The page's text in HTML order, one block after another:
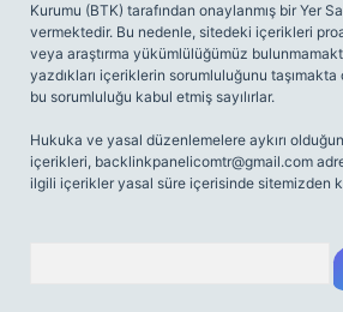
Kurumu (BTK) tarafından onaylanmış bir Yer
vermektedir. Bu nedenle, sitedeki içerikleri
veya araştırma yükümlülüğümüz
yazdıkları içeriklerin sorumluluğunu
bu sorumluluğu kabul etmiş sayılırlar.
Hukuka ve yasal düzenlemelere aykırı
içerikleri, backlinkpanelicomtr@gmail.com
ilgili içerikler yasal süre içerisinde sitemizden